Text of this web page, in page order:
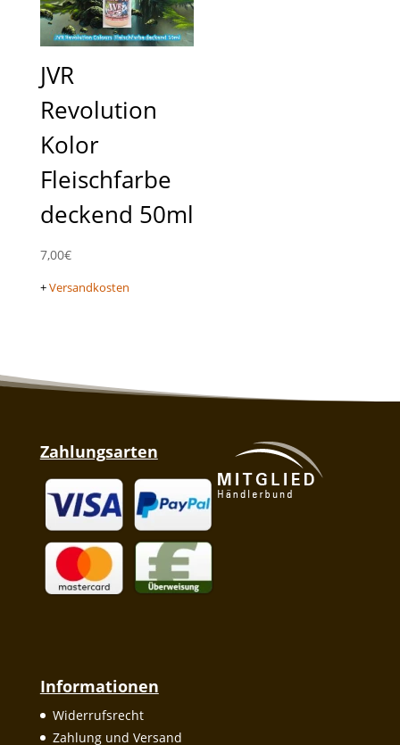
JVR
Revolution
Kolor
Fleischfarbe
deckend 50ml
7,00€
+Versandkosten
Zahlungsarten
Informationen
Widerrufsrecht
Zahlung und Versand